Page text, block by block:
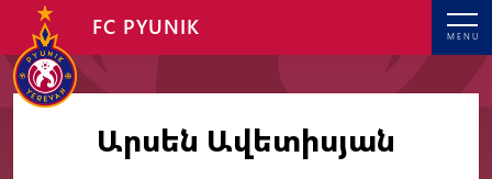
MENU
FC PYUNIK
Արսեն Ավետիսյան